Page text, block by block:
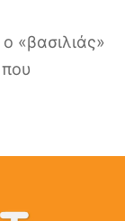
«βασιλιάς»